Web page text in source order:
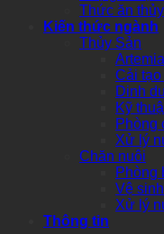
Thức ăn
Kiến thức ngành
Thủy Sản
Cải
Dinh
Kỹ
Phòng
Xử lý
Chăn nuôi
Phòng
Vệ
Xử lý
Thông tin